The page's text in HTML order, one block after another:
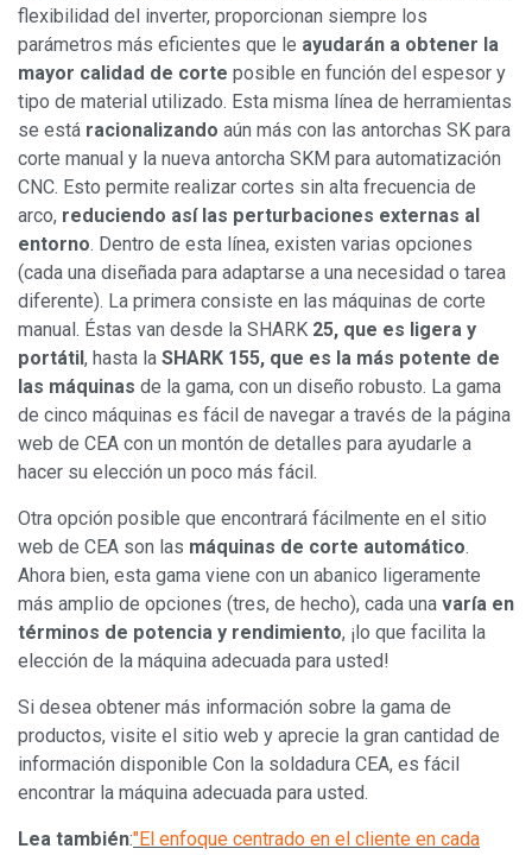
flexibilidad del inverter, proporcionan siempre los
parámetros más eficientes que le ayudarán a obtener la
mayor calidad de corte posible en función del espesor y
tipo de material utilizado. Esta misma línea de herramientas
se está racionalizando aún más con las antorchas SK para
corte manual y la nueva antorcha SKM para automatización
CNC. Esto permite realizar cortes sin alta frecuencia de
arco, reduciendo así las perturbaciones externas al
entorno. Dentro de esta línea, existen varias opciones
(cada una diseñada para adaptarse a una necesidad o tarea
diferente). La primera consiste en las máquinas de corte
manual. Éstas van desde la SHARK 25, que es ligera y
portátil, hasta la SHARK 155, que es la más potente de
las máquinas de la gama, con un diseño robusto. La gama
de cinco máquinas es fácil de navegar a través de la página
web de CEA con un montón de detalles para ayudarle a
hacer su elección un poco más fácil.
Otra opción posible que encontrará fácilmente en el sitio
web de CEA son las máquinas de corte automático.
Ahora bien, esta gama viene con un abanico ligeramente
más amplio de opciones (tres, de hecho), cada una varía en
términos de potencia y rendimiento, ¡lo que facilita la
elección de la máquina adecuada para usted!
Si desea obtener más información sobre la gama de
productos, visite el sitio web y aprecie la gran cantidad de
información disponible Con la soldadura CEA, es fácil
encontrar la máquina adecuada para usted.
Lea también:"El enfoque centrado en el cliente en cada